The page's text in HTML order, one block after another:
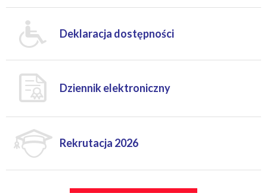
Deklaracja dostępności
Dziennik elektroniczny
Rekrutacja 2026